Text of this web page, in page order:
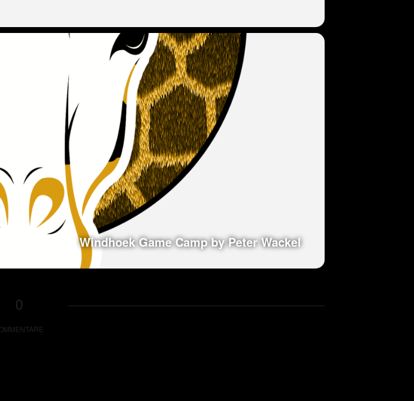
Windhoek Game Camp by Peter Wackel
0